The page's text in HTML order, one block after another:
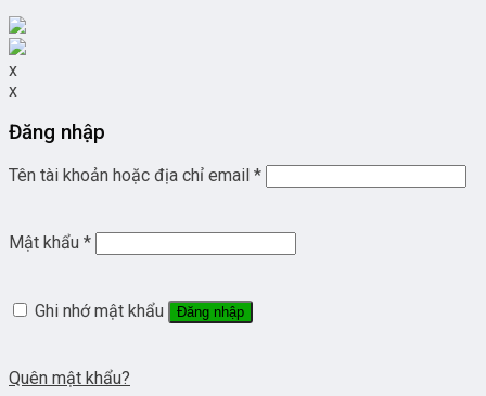
x
x
Đăng nhập
Tên tài khoản hoặc địa chỉ email *
Mật khẩu *
Ghi nhớ mật khẩu Đăng nhập
Quên mật khẩu?